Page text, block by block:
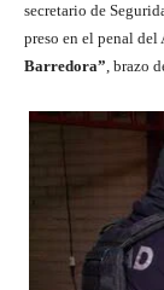
secretario de
preso en el penal
Barredora”, brazo